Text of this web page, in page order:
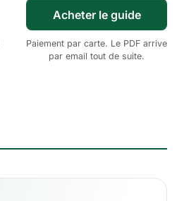
Acheter le guide
Paiement par carte. Le PDF arrive
par email tout de suite.